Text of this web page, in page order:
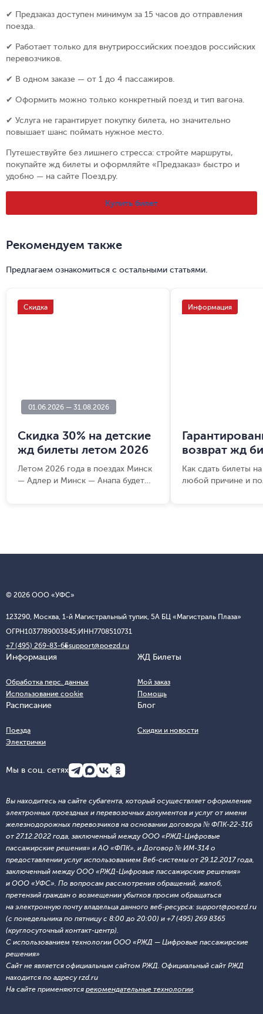
✔ Предзаказ доступен минимум за 15 часов до отправления
поезда.
✔ Работает только для внутрироссийских поездов российских
перевозчиков.
✔ В одном заказе — от 1 до 4 пассажиров.
✔ Оформить можно только конкретный поезд и тип вагона.
✔ Услуга не гарантирует покупку билета, но значительно
повышает шанс поймать нужное место.
Путешествуйте без лишнего стресса: стройте маршруты,
покупайте жд билеты и оформляйте «Предзаказ» быстро и
удобно — на сайте Поезд.ру.
Купить билет
Рекомендуем также
Предлагаем ознакомиться с остальными статьями.
01.06.2026 — 31.08.2026
Скидка 30% на детские
жд билеты летом 2026
Летом 2026 года в поездах Минск
— Адлер и Минск — Анапа будет
возврат жд
Как сдать билеты
любой причине и
© 2026 ООО «УФС»
123290, Москва, 1-й Магистральный тупик, 5А БЦ «Магистраль Плаза»
ОГРН1037789003845;ИНН7708510731
+7 (495) 269-83-65support@poezd.ru
Информация
Обработка перс. данных
Использование cookie
ЖД Билеты
Мой заказ
Помощь
Расписание
Поезда
Электрички
Блог
Скидки и новости
Мы в соц. сетях
Вы находитесь на сайте субагента, который осуществляет оформление
электронных проездных и перевозочных документов и услуг от имени
железнодорожных перевозчиков на основании договора № ФПК-22-316
от 27.12.2022 года, заключенный между ООО «РЖД-Цифровые
пассажирские решения» и АО «ФПК», и Договор № ИМ-314 о
предоставлении услуг использованием Веб-системы от 29.12.2017 года,
заключенный между ООО «РЖД-Цифровые пассажирские решения»
и ООО «УФС». По вопросам рассмотрения обращений, жалоб,
претензий граждан о возмещении убытков просим обращаться
на электронную почту владельца данного веб-ресурса: support@poezd.ru
(с понедельника по пятницу с 8:00 до 20:00) и +7 (495) 269 8365
(круглосуточный контакт-центр).
С использованием технологии ООО «РЖД — Цифровые пассажирские
решения»
Сайт не является официальным сайтом РЖД. Официальный сайт РЖД
находится по адресу rzd.ru
На сайте применяются рекомендательные технологии.